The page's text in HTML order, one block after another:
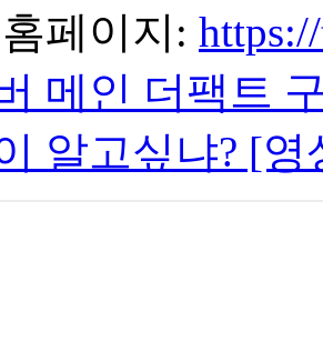
페이지:
메인 더팩트
알고싶냐? [